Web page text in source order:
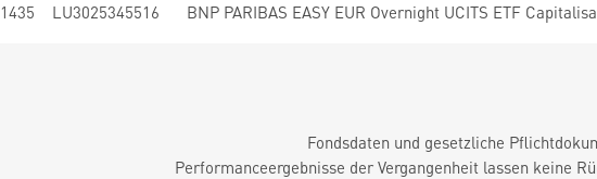
1435 LU3025345516 BNP PARIBAS EASY EUR Overnight UCITS ETF
Fondsdaten und gesetzliche
Performanceergebnisse der Vergangenheit lassen keine